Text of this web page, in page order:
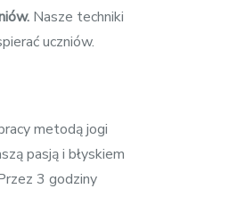
Nasze techniki
uczniów.
metodą jogi
pasją i błyskiem
3 godziny